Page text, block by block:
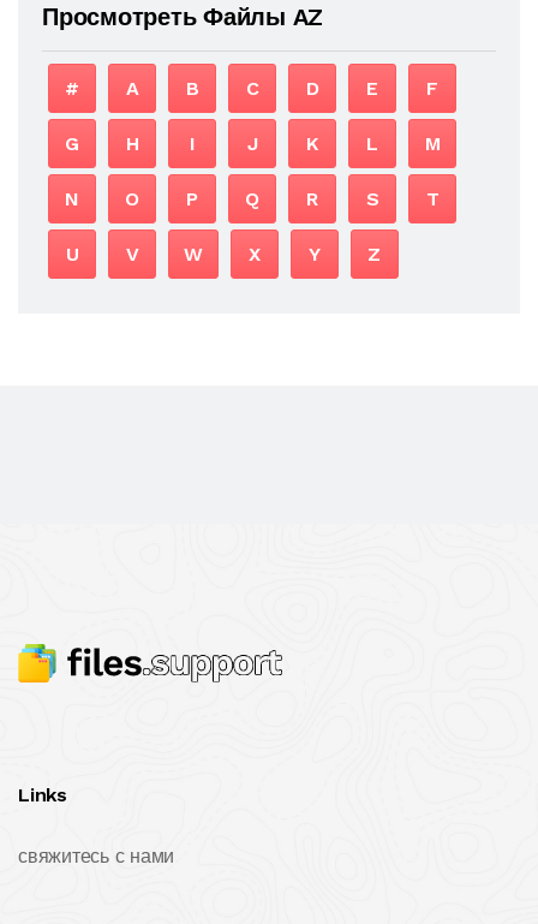
Просмотреть Файлы AZ
# A B C D E F
G H I J K L M
N O P Q R S T
U V W X Y Z
Links
свяжитесь с нами